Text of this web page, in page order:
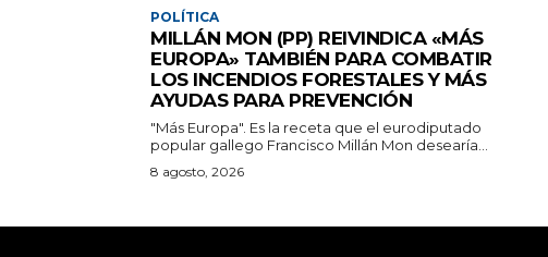
POLÍTICA
MILLÁN MON (PP) REIVINDICA «MÁS
EUROPA» TAMBIÉN PARA COMBATIR
LOS INCENDIOS FORESTALES Y MÁS
AYUDAS PARA PREVENCIÓN
"Más Europa". Es la receta que el eurodiputado
popular gallego Francisco Millán Mon desearía...
8 agosto, 2026